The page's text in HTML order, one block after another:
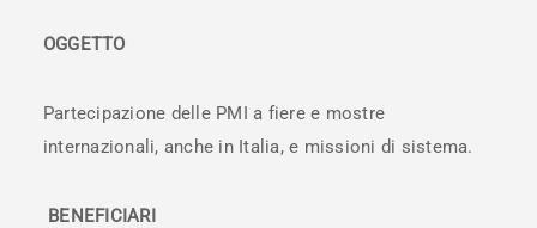
OGGETTO
Partecipazione delle PMI a fiere e mostre
internazionali, anche in Italia, e missioni di sistema.
BENEFICIARI